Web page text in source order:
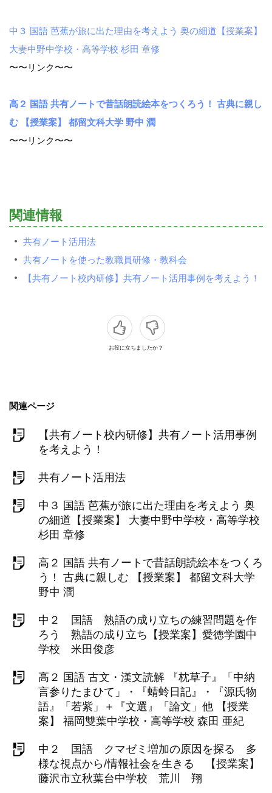
中３ 国語 芭蕉が旅に出た理由を考えよう 奥の細道【授業案】
大妻中野中学校・高等学校 杉田 章修
〜〜リンク〜〜
高２ 国語 共有ノートで昔話朗読絵本をつくろう！ 古典に親し
む 【授業案】 都留文科大学 野中 潤
〜〜リンク〜〜
関連情報
共有ノート活用法
共有ノートを使った教職員研修・教科会
【共有ノート校内研修】共有ノート活用事例を考えよう！
お役に立ちましたか？
関連ページ
【共有ノート校内研修】共有ノート活用事例
を考えよう！
共有ノート活用法
中３ 国語 芭蕉が旅に出た理由を考えよう 奥
の細道【授業案】 大妻中野中学校・高等学校
杉田 章修
高２ 国語 共有ノートで昔話朗読絵本をつくろ
う！ 古典に親しむ 【授業案】 都留文科大学
野中 潤
中２ 国語 熟語の成り立ちの練習問題を作
ろう 熟語の成り立ち【授業案】愛徳学園中
学校 米田俊彦
高２ 国語 古文・漢文読解 『枕草子』「中納
言参りたまひて」・『蜻蛉日記』・『源氏物
語』「若紫」＋『文選』「論文」他 【授業
案】 福岡雙葉中学校・高等学校 森田 亜紀
中２ 国語 クマゼミ増加の原因を探る 多
様な視点から/情報社会を生きる 【授業案】
藤沢市立秋葉台中学校 荒川 翔